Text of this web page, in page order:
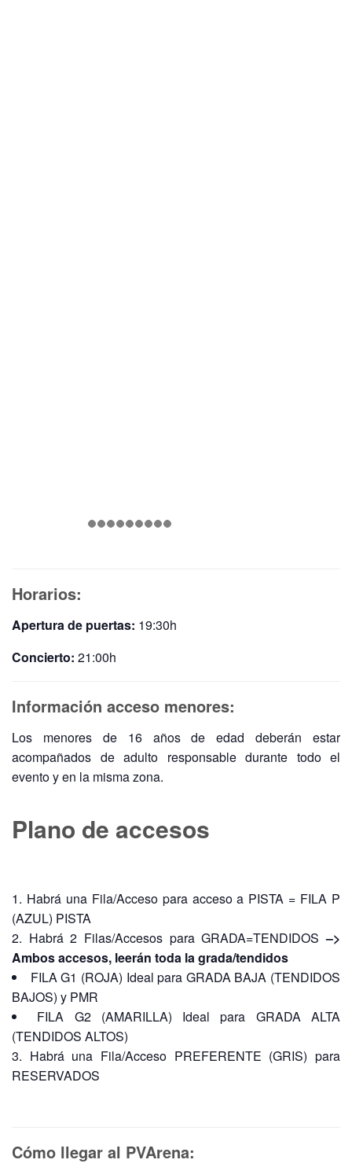
Horarios:
Apertura de puertas: 19:30h
Concierto: 21:00h
Información acceso menores:
Los menores de 16 años de edad deberán estar
acompañados de adulto responsable durante todo el
evento y en la misma zona.
Plano de accesos
Habrá una Fila/Acceso para acceso a PISTA = FILA P
(AZUL) PISTA
Habrá 2 Filas/Accesos para GRADA=TENDIDOS–>
Ambos accesos, leerán toda la grada/tendidos
FILA G1 (ROJA) Ideal para GRADA BAJA (TENDIDOS
BAJOS) y PMR
FILA G2 (AMARILLA) Ideal para GRADA ALTA
(TENDIDOS ALTOS)
Habrá una Fila/Acceso PREFERENTE (GRIS) para
RESERVADOS
Cómo llegar al PVArena: